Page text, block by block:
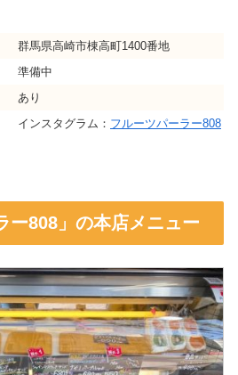
群馬県高崎市棟高町1400番地
準備中
あり
インスタグラム： フルーツパーラー808
ー808」の本店メニュー